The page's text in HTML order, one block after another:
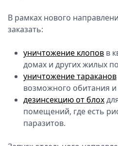
В рамках нового
заказать:
уничтожение клопов в
домах и других жилых
уничтожение тараканов
возможного обитания
дезинсекцию от блох
помещений, где есть
паразитов.